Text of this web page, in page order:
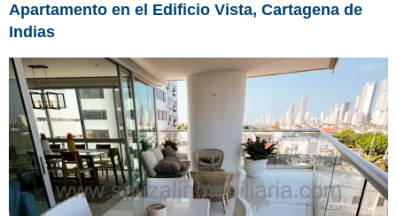
Apartamento en el Edificio Vista, Cartagena de
Indias